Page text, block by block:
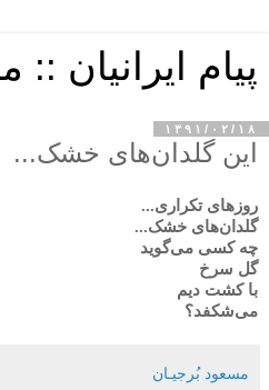
پیام ایرانیان
۱۳۹۱/۰۲/۱۸
این گلدان‌های خشک...
روزهای تکراری...
گلدان‌های خشک...
چه کسی می‌گوید
گل سرخ
با کشت دیم
می‌شکفد؟
مسعود بُرجيـان